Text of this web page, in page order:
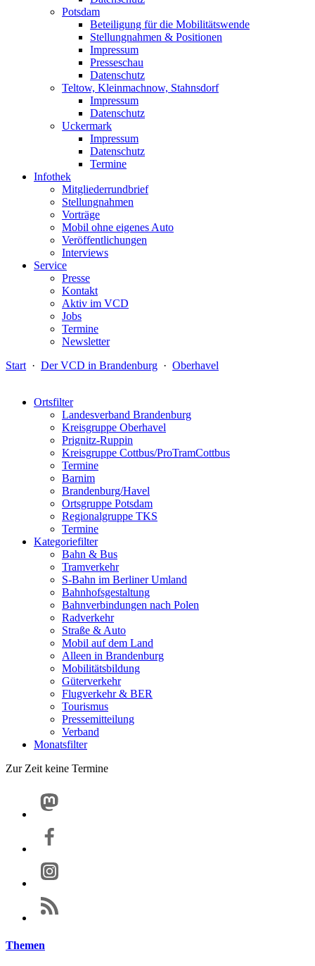
Potsdam
Beteiligung für die Mobilitätswende
Stellungnahmen & Positionen
Impressum
Presseschau
Datenschutz
Teltow, Kleinmachnow, Stahnsdorf
Impressum
Datenschutz
Uckermark
Impressum
Datenschutz
Termine
Infothek
Mitgliederrundbrief
Stellungnahmen
Vorträge
Mobil ohne eigenes Auto
Veröffentlichungen
Interviews
Service
Presse
Kontakt
Aktiv im VCD
Jobs
Termine
Newsletter
Start · Der VCD in Brandenburg · Oberhavel
Ortsfilter
Landesverband Brandenburg
Kreisgruppe Oberhavel
Prignitz-Ruppin
Kreisgruppe Cottbus/ProTramCottbus
Termine
Barnim
Brandenburg/Havel
Ortsgruppe Potsdam
Regionalgruppe TKS
Termine
Kategoriefilter
Bahn & Bus
Tramverkehr
S-Bahn im Berliner Umland
Bahnhofsgestaltung
Bahnverbindungen nach Polen
Radverkehr
Straße & Auto
Mobil auf dem Land
Alleen in Brandenburg
Mobilitätsbildung
Güterverkehr
Flugverkehr & BER
Tourismus
Pressemitteilung
Verband
Monatsfilter
Zur Zeit keine Termine
Themen